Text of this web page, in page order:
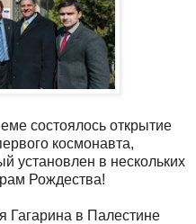
состоялось открытие
космонавта,
установлен в нескольких
Рождества!
Гагарина в Палестине